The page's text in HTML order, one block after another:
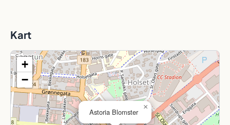
Kart
Astoria Blomster
×
+
−